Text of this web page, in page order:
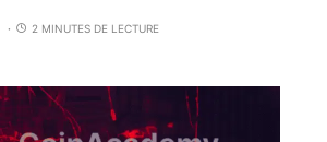
2 MINUTES DE LECTURE